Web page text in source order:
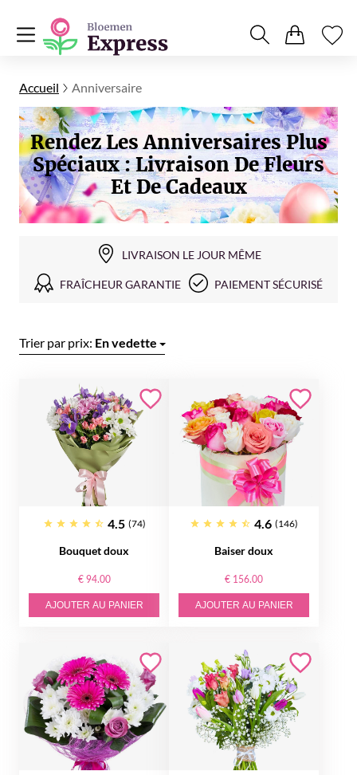
Accueil Anniversaire
Rendez Les Anniversaires Plus
Spéciaux : Livraison De Fleurs
Et De Cadeaux
LIVRAISON LE JOUR MÊME
FRAÎCHEUR GARANTIE PAIEMENT SÉCURISÉ
Trier par prix: En vedette
4.5 (74)
Bouquet doux
€ 94.00
AJOUTER AU PANIER
4.6 (146)
Baiser doux
€ 156.00
AJOUTER AU PANIER